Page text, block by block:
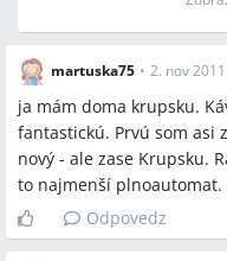
martuska75 • 2. nov 2011
ja mám doma krupsku.
fantastickú. Prvú som asi
nový - ale zase Krupsku.
to najmenší plnoautomat.
Odpovedz